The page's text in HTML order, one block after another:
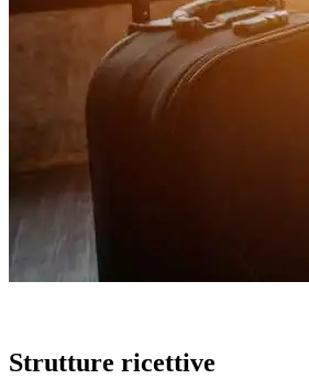
Strutture ricettive